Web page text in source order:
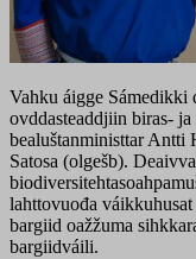
Vahku áigge Sámedikki
ovddasteaddjiin biras-
bealuštanministtar Antti
Satosa (olgešb).
lahttovuođa
bargiid oažžuma
bargiidváili.